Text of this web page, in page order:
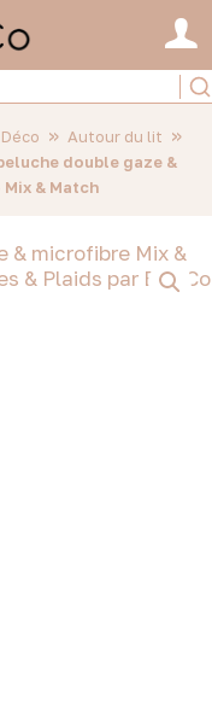
» Autour du lit »
double gaze &
& Match